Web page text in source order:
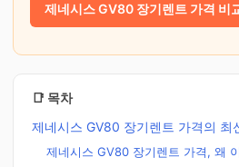
제네시스 GV80 장기렌트 가격 비
📑 목차
제네시스 GV80 장기렌트 가격의 최
제네시스 GV80 장기렌트 가격, 왜